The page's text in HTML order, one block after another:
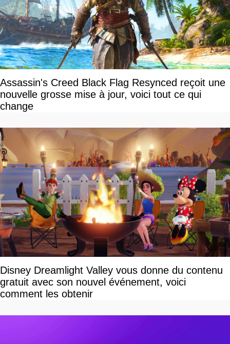
Assassin's Creed Black Flag Resynced reçoit une
nouvelle grosse mise à jour, voici tout ce qui
change
Disney Dreamlight Valley vous donne du contenu
gratuit avec son nouvel événement, voici
comment les obtenir